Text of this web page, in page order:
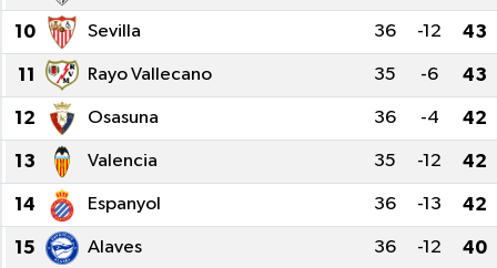
10 Sevilla 36 -12 43
11 Rayo Vallecano 35 -6 43
12 Osasuna 36 -4 42
13 Valencia 35 -12 42
14 Espanyol 36 -13 42
15 Alaves 36 -12 40
Bilim veTeknoloji
Eğitim
SEKTÖR
Magazin
haber ara